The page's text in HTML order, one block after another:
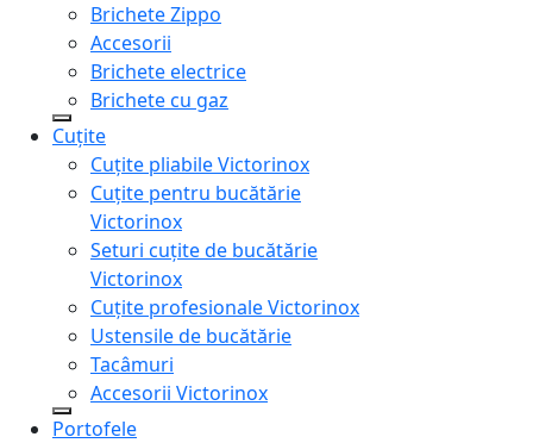
Brichete Zippo
Accesorii
Brichete electrice
Brichete cu gaz
Cuțite
Cuțite pliabile Victorinox
Cuțite pentru bucătărie
Victorinox
Seturi cuțite de bucătărie
Victorinox
Cuțite profesionale Victorinox
Ustensile de bucătărie
Tacâmuri
Accesorii Victorinox
Portofele